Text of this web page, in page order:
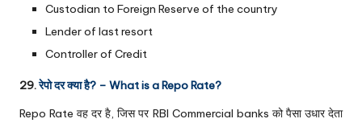
Custodian to Foreign Reserve of the country
Lender of last resort
Controller of Credit
29.रेपो दर क्या है? – What is a Repo Rate?
Repo Rate वह दर है, जिस पर RBI Commercial banks को पैसा उधार देता